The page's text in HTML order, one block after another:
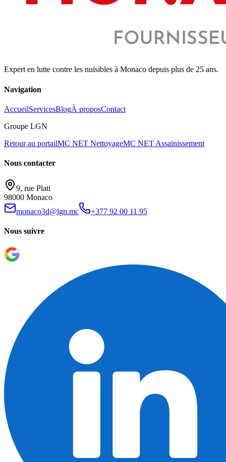
Expert en lutte contre les nuisibles à Monaco depuis plus de 25 ans.
Navigation
AccueilServicesBlogÀ proposContact
Groupe LGN
Retour au portailMC NET NettoyageMC NET Assainissement
Nous contacter
9, rue Plati
98000 Monaco
monaco3d@lgn.mc
+377 92 00 11 95
Nous suivre